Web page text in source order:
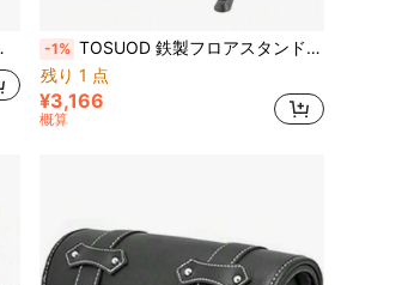
-1% TOSUOD 鉄製フロアスタンド式自転車駐輪ラック、頑丈な高さ調節可能修理スタンド、メンテナンスと駐輪のデュアルパーパスサポート、ロードバイク、マウンテンバイク、折りたたみ自転車、通勤自転車対応、転倒防止のヘビーデューティー修理・メンテナンスツール、自宅ガレージ車両収納、自転車店点検・チューニング、屋外一時駐輪・ショールーム展示、サイクリング愛好家の日常的な自転車ケアアクセサリー
残り 1 点
¥3,166
概算